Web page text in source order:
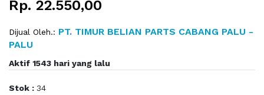
Rp. 22.550,00
Dijual Oleh.: PT. TIMUR BELIAN PARTS CABANG PALU -
PALU
Aktif 1543 hari yang lalu
Stok : 34